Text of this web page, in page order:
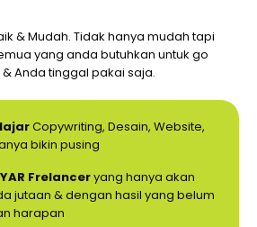
& Mudah. Tidak hanya mudah tapi
yang anda butuhkan untuk go
Anda tinggal pakai saja.
Copywriting, Desain, Website,
bikin pusing
Frelanceryang hanya akan
jutaan & dengan hasil yang belum
harapan